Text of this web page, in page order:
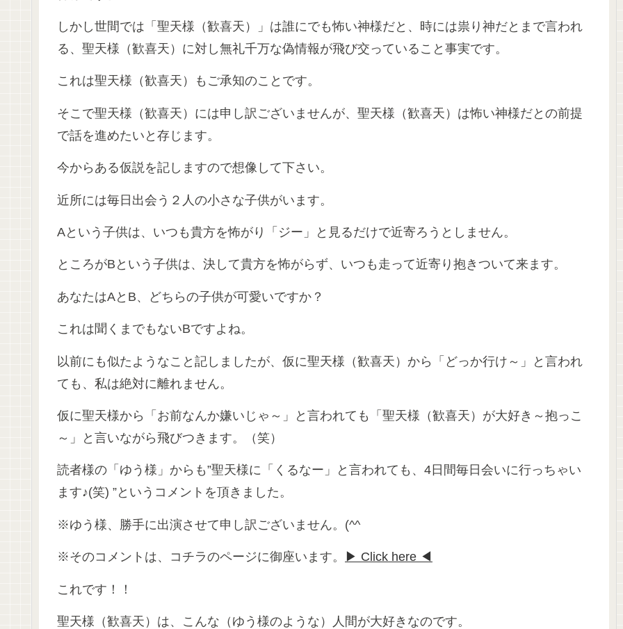
しかし世間では「聖天様（歓喜天）」は誰にでも怖い神様だと、時には祟り神だとまで言われ
る、聖天様（歓喜天）に対し無礼千万な偽情報が飛び交っていること事実です。
これは聖天様（歓喜天）もご承知のことです。
そこで聖天様（歓喜天）には申し訳ございませんが、聖天様（歓喜天）は怖い神様だとの前提
で話を進めたいと存じます。
今からある仮説を記しますので想像して下さい。
近所には毎日出会う２人の小さな子供がいます。
Aという子供は、いつも貴方を怖がり「ジー」と見るだけで近寄ろうとしません。
ところがBという子供は、決して貴方を怖がらず、いつも走って近寄り抱きついて来ます。
あなたはAとB、どちらの子供が可愛いですか？
これは聞くまでもないBですよね。
以前にも似たようなこと記しましたが、仮に聖天様（歓喜天）から「どっか行け～」と言われ
ても、私は絶対に離れません。
仮に聖天様から「お前なんか嫌いじゃ～」と言われても「聖天様（歓喜天）が大好き～抱っこ
～」と言いながら飛びつきます。（笑）
読者様の「ゆう様」からも”聖天様に「くるなー」と言われても、4日間毎日会いに行っちゃい
ます♪(笑) ”というコメントを頂きました。
※ゆう様、勝手に出演させて申し訳ございません。(^^ゞ
※そのコメントは、コチラのページに御座います。 ▶ Click here ◀
これです！！
聖天様（歓喜天）は、こんな（ゆう様のような）人間が大好きなのです。